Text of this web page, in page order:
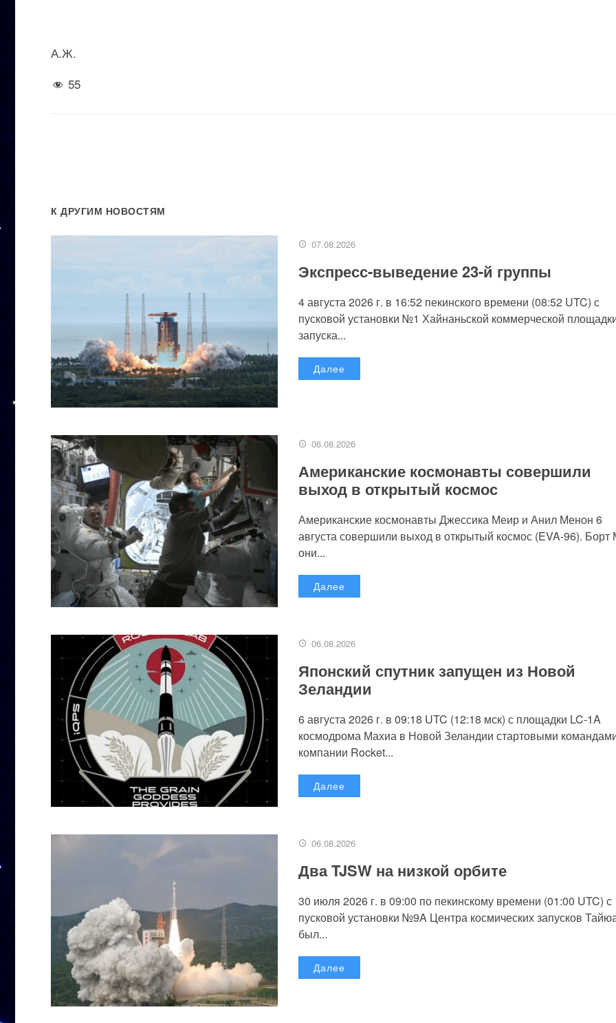
А.Ж.
55
К ДРУГИМ НОВОСТЯМ
07.08.2026
Экспресс-выведение 23-й группы
4 августа 2026 г. в 16:52 пекинского времени (08:52 UTC) с
пусковой установки №1 Хайнаньской коммерческой
запуска...
Далее
06.08.2026
Американские космонавты совершили
выход в открытый космос
Американские космонавты Джессика Меир и Анил Менон 6
августа совершили выход в открытый космос (EVA-96).
они...
Далее
06.08.2026
Японский спутник запущен из Новой
Зеландии
6 августа 2026 г. в 09:18 UTC (12:18 мск) с площадки LC-1A
космодрома Махиа в Новой Зеландии стартовыми
компании Rocket...
Далее
06.08.2026
Два TJSW на низкой орбите
30 июля 2026 г. в 09:00 по пекинскому времени (01:00 UTC) с
пусковой установки №9A Центра космических запусков
был...
Далее